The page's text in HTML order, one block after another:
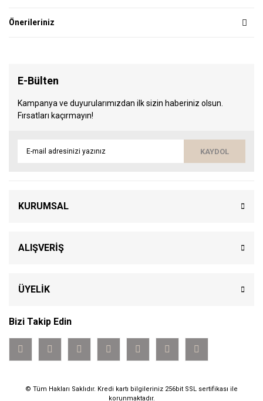
Önerileriniz
E-Bülten
Kampanya ve duyurularımızdan ilk sizin haberiniz olsun.
Fırsatları kaçırmayın!
KAYDOL
KURUMSAL
ALIŞVERİŞ
ÜYELİK
Bizi Takip Edin
© Tüm Hakları Saklıdır. Kredi kartı bilgileriniz 256bit SSL sertifikası ile
korunmaktadır.